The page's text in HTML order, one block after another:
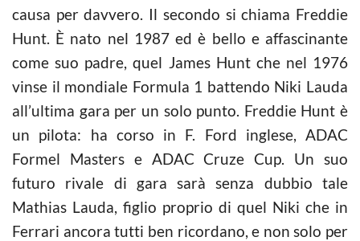
causa per davvero. Il secondo si chiama Freddie
Hunt. È nato nel 1987 ed è bello e affascinante
come suo padre, quel James Hunt che nel 1976
vinse il mondiale Formula 1 battendo Niki Lauda
all’ultima gara per un solo punto. Freddie Hunt è
un pilota: ha corso in F. Ford inglese, ADAC
Formel Masters e ADAC Cruze Cup. Un suo
futuro rivale di gara sarà senza dubbio tale
Mathias Lauda, figlio proprio di quel Niki che in
Ferrari ancora tutti ben ricordano, e non solo per